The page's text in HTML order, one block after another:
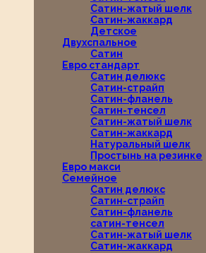
Сатин-жатый шелк
Сатин-жаккард
Детское
Двухспальное
Сатин
Евро стандарт
Сатин делюкс
Сатин-страйп
Сатин-фланель
Сатин-тенсел
Сатин-жатый шелк
Сатин-жаккард
Натуральный шелк
Простынь на резинке
Евро макси
Семейное
Сатин делюкс
Сатин-страйп
Сатин-фланель
сатин-тенсел
Сатин-жатый шелк
Сатин-жаккард